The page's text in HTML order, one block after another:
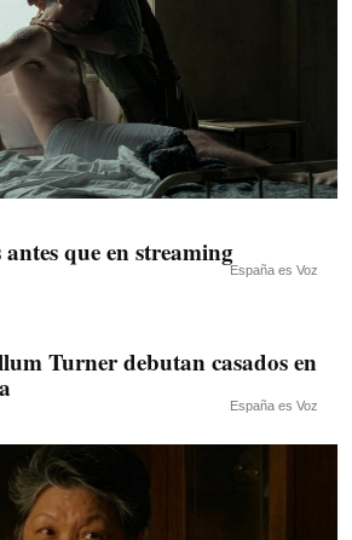
antes que en streaming
España es Voz
Turner debutan casados en
España es Voz